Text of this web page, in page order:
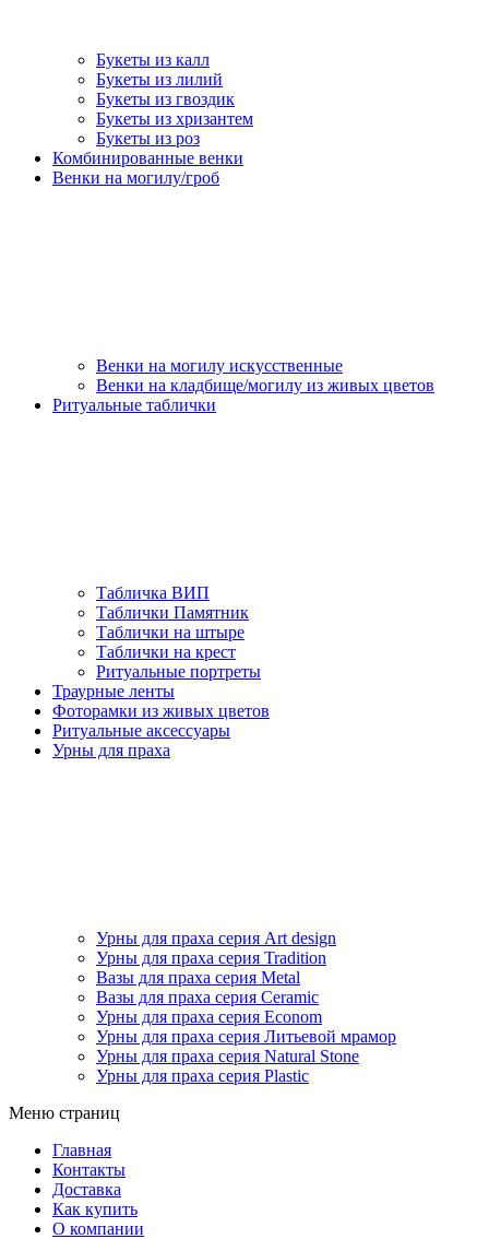
Букеты из калл
Букеты из лилий
Букеты из гвоздик
Букеты из хризантем
Букеты из роз
Комбинированные венки
Венки на могилу/гроб
Венки на могилу искусственные
Венки на кладбище/могилу из живых цветов
Ритуальные таблички
Табличка ВИП
Таблички Памятник
Таблички на штыре
Таблички на крест
Ритуальные портреты
Траурные ленты
Фоторамки из живых цветов
Ритуальные аксессуары
Урны для праха
Урны для праха серия Art design
Урны для праха серия Tradition
Вазы для праха серия Metal
Вазы для праха серия Ceramic
Урны для праха серия Econom
Урны для праха серия Литьевой мрамор
Урны для праха серия Natural Stone
Урны для праха серия Plastic
Меню страниц
Главная
Контакты
Доставка
Как купить
О компании